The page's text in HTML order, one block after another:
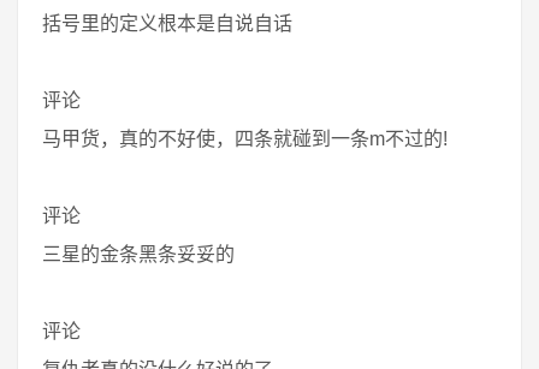
括号里的定义根本是自说自话
评论
马甲货，真的不好使，四条就碰到一条m不过的!
评论
三星的金条黑条妥妥的
评论